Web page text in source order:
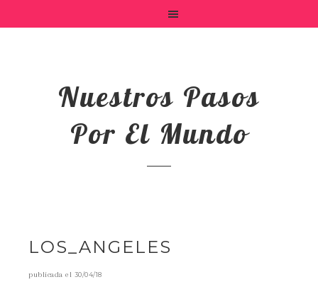
Nuestros Pasos
Por El Mundo
LOS_ANGELES
publicada el 30/04/18